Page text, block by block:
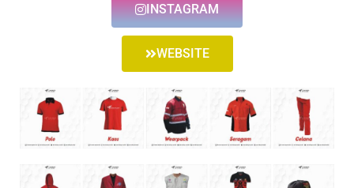
INSTAGRAM
WEBSITE